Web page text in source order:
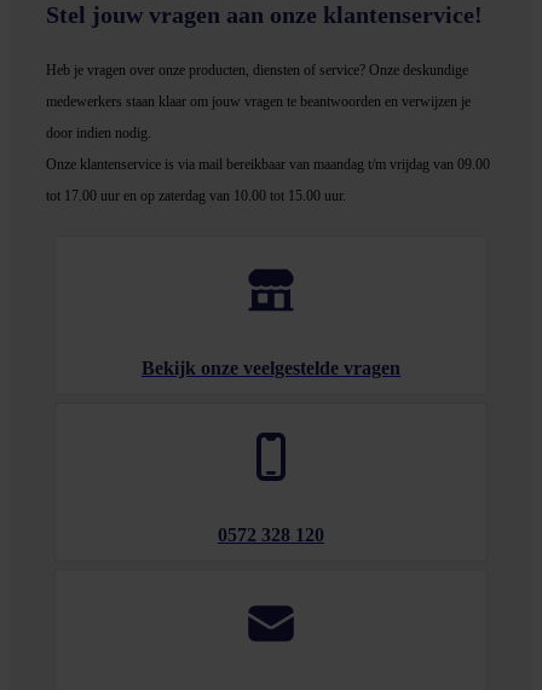
Stel jouw vragen aan onze klantenservice!
Heb je vragen over onze producten, diensten of service? Onze deskundige
medewerkers staan klaar om jouw vragen te beantwoorden en verwijzen je
door indien nodig.
Onze klantenservice is via mail bereikbaar van maandag t/m vrijdag van 09.00
tot 17.00 uur en op zaterdag van 10.00 tot 15.00 uur.
Bekijk onze veelgestelde vragen
0572 328 120